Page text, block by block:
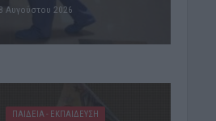
8 Αυγούστου 2026
ΠΑΙΔΕΙΑ - ΕΚΠΑΙΔΕΥΣΗ